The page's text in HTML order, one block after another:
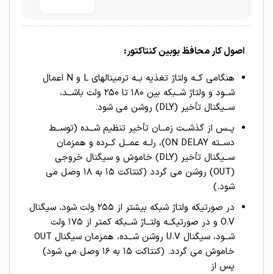
اصول کار محافظ بوبین کنتاکتور:
هنگامی کــه ولتاژ تغذیه بــه ترمینالهای L و N اعمال
شــود و ولتاژ شــبکه بین ۱۸۰ تا ۲۵۰ ولت باشــد،
ســیگنال تأخیر (DLY) روشن می شود.
پــس از گذشــت زمــان تأخیر تنظیم شــده (توســط
دســته ON DELAY)، رلــه عمــل کــرده و همزمان
ســیگنال تأخیر (DLY) خاموش و سیگنال خروجی
(OUT) روشن می گردد (کنتاکت ۱۵ به ۱۸ وصل می
شود.)
در صورتیکه ولتاژ شبکه بیشتر از ۲۵۵ ولت شود، سیگنال
O.V و در صورتیکــه ولتــاژ شــبکه کمتر از ۱۷۵ ولت
شــود، سیگنال U.V روشن شــده، همزمان سیگنال OUT
خاموش می گردد. (کنتاکت ۱۵ به ۱۶ وصل می شود)
پس از